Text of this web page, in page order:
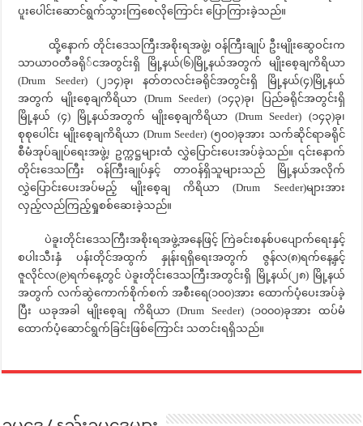
ပူးပေါင်းဆောင်ရွက်သွားကြစေလိုကြောင်း ပြောကြားခဲ့သည်။
ထို့နောက် တိုင်းဒေသကြီးအစိုးရအဖွဲ့၊ ဝန်ကြီးချုပ် ဦးမျိုးဆွေဝင်းက
သာယာဝတီခရို်ငအတွင်းရှိ မြို့နယ်(၆)မြို့နယ်အတွက် မျိုးစေ့ချကိရိယာ
(Drum Seeder) (၂၁၄)ခု၊ နတ်တလင်းခရိုင်အတွင်းရှိ မြို့နယ်(၄)မြို့နယ်
အတွက် မျိုးစေ့ချကိရိယာ (Drum Seeder) (၁၄၃)ခု၊ ပြည်ခရိုင်အတွင်းရှိ
မြို့နယ် (၄) မြို့နယ်အတွက် မျိုးစေ့ချကိရိယာ (Drum Seeder) (၁၄၃)ခု၊
စုစုပေါင်း မျိုးစေ့ချကိရိယာ (Drum Seeder) (၅၀၀)ခုအား သက်ဆိုင်ရာခရိုင်
စီမံအုပ်ချုပ်ရေးအဖွဲ့၊ ဥက္ကဋ္ဌများထံ လွှဲပြောင်းပေးအပ်ခဲ့သည်။ ၎င်းနောက်
တိုင်းဒေသကြီး ဝန်ကြီးချုပ်နှင့် တာဝန်ရှိသူများသည် မြို့နယ်အလိုက်
လွှဲပြောင်းပေးအပ်မည့် မျိုးစေ့ချ ကိရိယာ (Drum Seeder)များအား
လှည့်လည်ကြည့်ရှုစစ်ဆေးခဲ့သည်။
ပဲခူးတိုင်းဒေသကြီးအစိုးရအဖွဲ့အနေဖြင့် ကြဲခင်းစနစ်ပပျောက်ရေးနှင့်
စပါးသီးနှံ ပန်းတိုင်အထွက် နှုန်းရရှိရေးအတွက် ဇွန်လ(၈)ရက်နေ့နှင့်
ဇူလိုင်လ(၉)ရက်နေ့တွင် ပဲခူးတိုင်းဒေသကြီးအတွင်းရှိ မြို့နယ်(၂၈) မြို့နယ်
အတွက် လက်ဆွဲကောက်စိုက်စက် အစီးရေ(၁၀၀)အား ထောက်ပံ့ပေးအပ်ခဲ့
ပြီး ယခုအခါ မျိုးစေ့ချ ကိရိယာ (Drum Seeder) (၁၀၀၀)ခုအား ထပ်မံ
ထောက်ပံ့ဆောင်ရွက်ခြင်းဖြစ်ကြောင်း သတင်းရရှိသည်။